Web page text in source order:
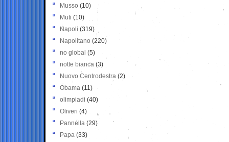
Musso (10)
Muti (10)
Napoli (319)
Napolitano (220)
no global (5)
notte bianca (3)
Nuovo Centrodestra (2)
Obama (11)
olimpiadi (40)
Oliveri (4)
Pannella (29)
Papa (33)